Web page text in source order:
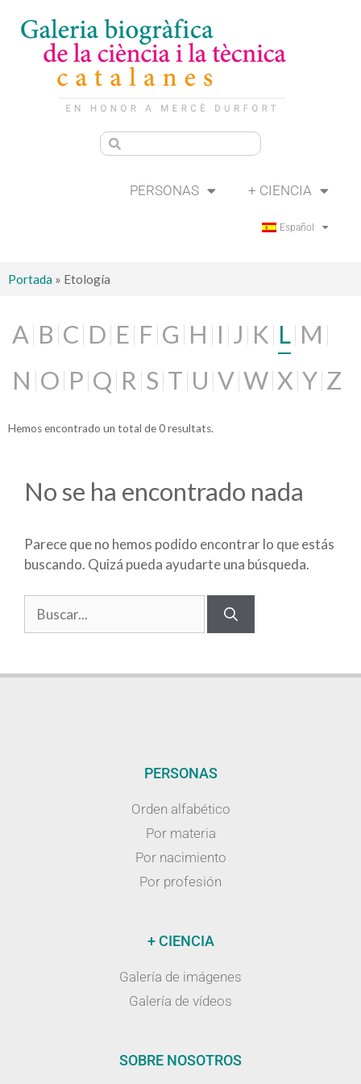
PERSONAS + CIENCIA
Español
Portada » Etología
A B C D E F G H I J K L M
N O P Q R S T U V W X Y Z
Hemos encontrado un total de 0 resultats.
No se ha encontrado nada
Parece que no hemos podido encontrar lo que estás
buscando. Quizá pueda ayudarte una búsqueda.
PERSONAS
Orden alfabético
Por materia
Por nacimiento
Por profesión
+ CIENCIA
Galería de imágenes
Galería de vídeos
SOBRE NOSOTROS